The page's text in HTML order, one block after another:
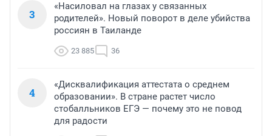
3
«Насиловал на глазах у связанных
родителей». Новый поворот в деле убийства
россиян в Таиланде
23 885 36
4
«Дисквалификация аттестата о среднем
образовании». В стране растет число
стобалльников ЕГЭ — почему это не повод
для радости